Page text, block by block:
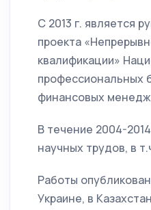
С 2013 г. является
проекта
квалификации»
профессиональных
финансовых
В течение 2004-
научных трудов, в
Работы
Украине, в